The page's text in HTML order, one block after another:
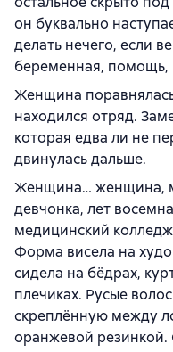
он буквально
делать нечего, если
беременная, помощь,
Женщина
находился отряд.
которая едва ли не
двинулась дальше.
Женщина… женщина,
девчонка, лет
медицинский
Форма висела на
сидела на бёдрах,
плечиках. Русые
скреплённую между
оранжевой резинкой.